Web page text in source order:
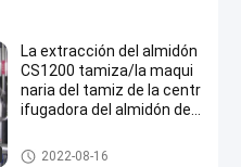
La extracción del almidón
CS1200 tamiza/la maqui
naria del tamiz de la centr
ifugadora del almidón de
Máquina de proceso del almid
2022-08-16